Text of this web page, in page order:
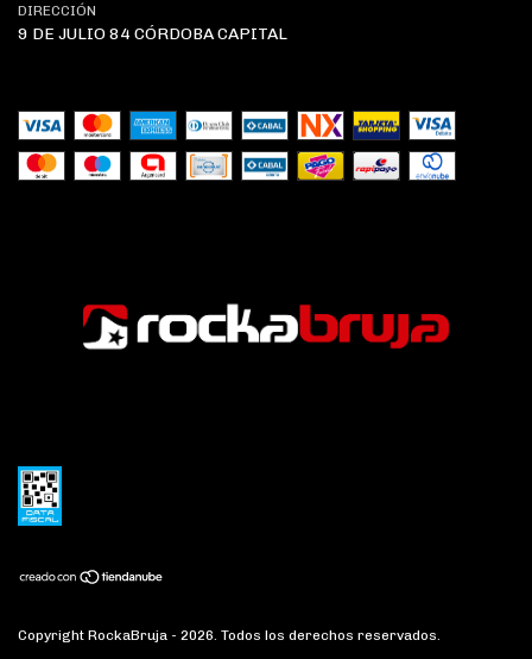
DIRECCIÓN
9 DE JULIO 84 CÓRDOBA CAPITAL
Copyright RockaBruja - 2026. Todos los derechos reservados.